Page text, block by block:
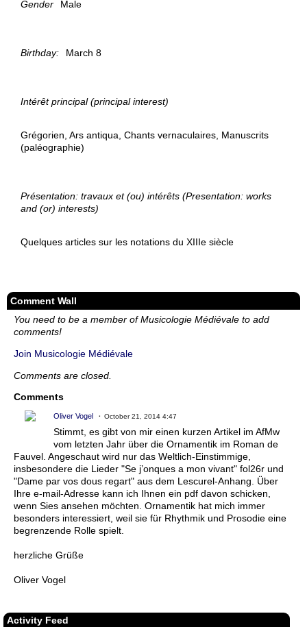
Gender Male
Birthday: March 8
Intérêt principal (principal interest)
Grégorien, Ars antiqua, Chants vernaculaires, Manuscrits
(paléographie)
Présentation: travaux et (ou) intérêts (Presentation: works
and (or) interests)
Quelques articles sur les notations du XIIIe siècle
Comment Wall
You need to be a member of Musicologie Médiévale to add
comments!
Join Musicologie Médiévale
Comments are closed.
Comments
Oliver Vogel October 21, 2014 4:47
Stimmt, es gibt von mir einen kurzen Artikel im AfMw
vom letzten Jahr über die Ornamentik im Roman de
Fauvel. Angeschaut wird nur das Weltlich-Einstimmige,
insbesondere die Lieder "Se j’onques a mon vivant" fol26r und
"Dame par vos dous regart" aus dem Lescurel-Anhang. Über
Ihre e-mail-Adresse kann ich Ihnen ein pdf davon schicken,
wenn Sies ansehen möchten. Ornamentik hat mich immer
besonders interessiert, weil sie für Rhythmik und Prosodie eine
begrenzende Rolle spielt.
herzliche Grüße
Oliver Vogel
Activity Feed